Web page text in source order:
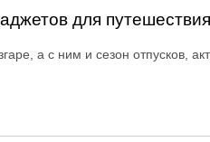
для
а с ним и сезон отпусков,